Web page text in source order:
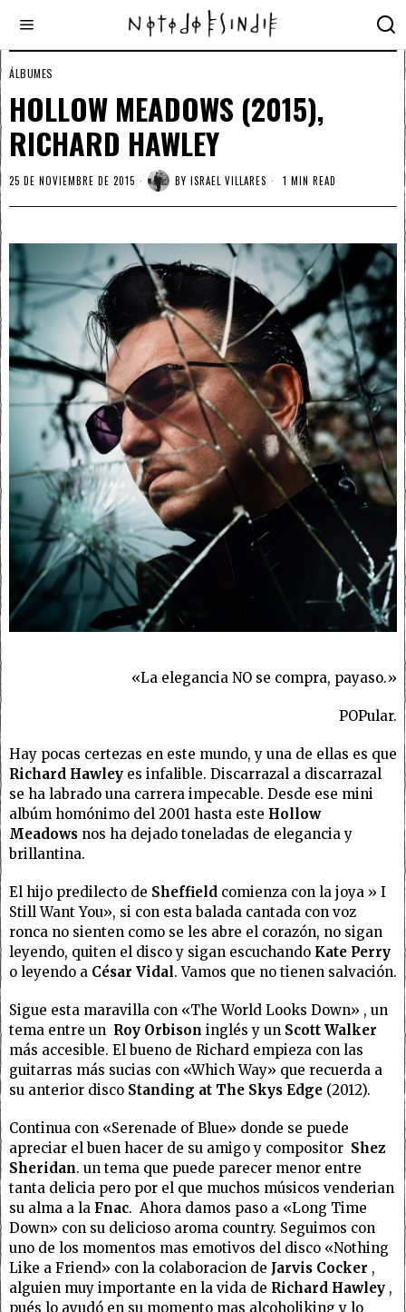
ÁLBUMES
HOLLOW MEADOWS (2015),
RICHARD HAWLEY
25 DE NOVIEMBRE DE 2015 BY ISRAEL VILLARES 1 MIN READ
«La elegancia NO se compra, payaso.»
POPular.
Hay pocas certezas en este mundo, y una de ellas es que
Richard Hawley es infalible. Discarrazal a discarrazal
se ha labrado una carrera impecable. Desde ese mini
albúm homónimo del 2001 hasta este Hollow
Meadows nos ha dejado toneladas de elegancia y
brillantina.
El hijo predilecto de Sheffield comienza con la joya » I
Still Want You», si con esta balada cantada con voz
ronca no sienten como se les abre el corazón, no sigan
leyendo, quiten el disco y sigan escuchando Kate Perry
o leyendo a César Vidal. Vamos que no tienen salvación.
Sigue esta maravilla con «The World Looks Down» , un
tema entre un Roy Orbison inglés y un Scott Walker
más accesible. El bueno de Richard empieza con las
guitarras más sucias con «Which Way» que recuerda a
su anterior disco Standing at The Skys Edge (2012).
Continua con «Serenade of Blue» donde se puede
apreciar el buen hacer de su amigo y compositor Shez
Sheridan. un tema que puede parecer menor entre
tanta delicia pero por el que muchos músicos venderian
su alma a la Fnac. Ahora damos paso a «Long Time
Down» con su delicioso aroma country. Seguimos con
uno de los momentos mas emotivos del disco «Nothing
Like a Friend» con la colaboracion de Jarvis Cocker ,
alguien muy importante en la vida de Richard Hawley ,
pués lo ayudó en su momento mas alcoholiking y lo